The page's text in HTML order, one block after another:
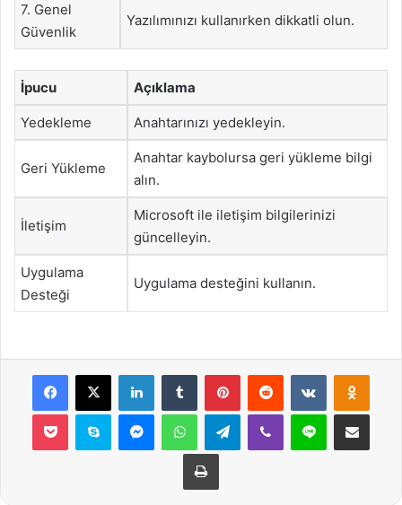
7. Genel
Güvenlik
Yazılımınızı kullanırken dikkatli olun.
İpucu Açıklama
Yedekleme Anahtarınızı yedekleyin.
Geri Yükleme
Anahtar kaybolursa geri yükleme bilgi
alın.
İletişim
Microsoft ile iletişim bilgilerinizi
güncelleyin.
Uygulama
Desteği
Uygulama desteğini kullanın.
Facebook
X LinkedInTumblr PinterestReddit VKontakte
Pocket Skype MessengerWhatsAppTelegramViber Line E-Posta ile
Yazdır